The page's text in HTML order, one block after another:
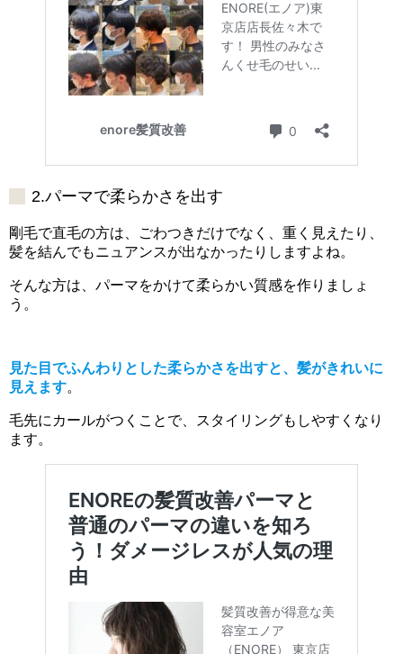
2.パーマで柔らかさを出す
剛毛で直毛の方は、ごわつきだけでなく、重く見えたり、
髪を結んでもニュアンスが出なかったりしますよね。
そんな方は、パーマをかけて柔らかい質感を作りましょ
う。
見た目でふんわりとした柔らかさを出すと、髪がきれいに
見えます。
毛先にカールがつくことで、スタイリングもしやすくなり
ます。